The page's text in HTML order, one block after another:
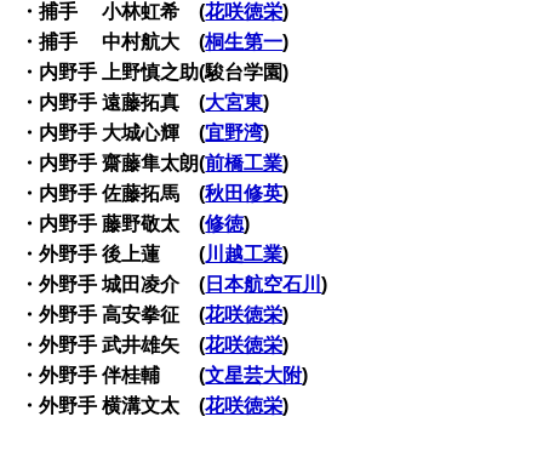
・捕手 小林虹希 (花咲徳栄)
・捕手 中村航大 (桐生第一)
・内野手 上野慎之助(駿台学園)
・内野手 遠藤拓真 (大宮東)
・内野手 大城心輝 (宜野湾)
・内野手 齋藤隼太朗(前橋工業)
・内野手 佐藤拓馬 (秋田修英)
・内野手 藤野敬太 (修徳)
・外野手 後上蓮 (川越工業)
・外野手 城田凌介 ( 日本航空石川)
・外野手 高安拳征 (花咲徳栄)
・外野手 武井雄矢 (花咲徳栄)
・外野手 伴桂輔 (文星芸大附)
・外野手 横溝文太 (花咲徳栄)